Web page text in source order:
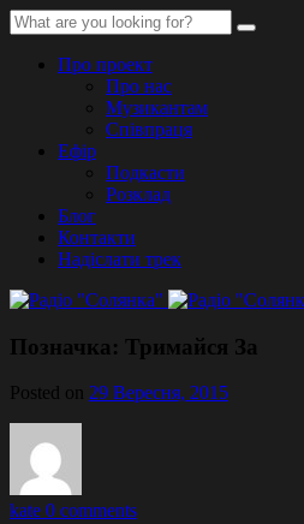
Про проект
Про нас
Музикантам
Співпраця
Ефір
Подкасти
Розклад
Блог
Контакти
Надіслати трек
Позначка: Тримайся За
Posted on 29 Вересня, 2015
kate 0 comments